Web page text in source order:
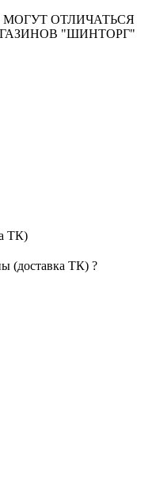
ОТЛИЧАТЬСЯ
"ШИНТОРГ"
ТК)
(доставка ТК) ?